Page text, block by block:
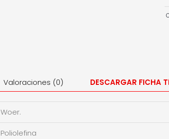
Valoraciones (0) DESCARGAR FICHA
Woer.
Poliolefina